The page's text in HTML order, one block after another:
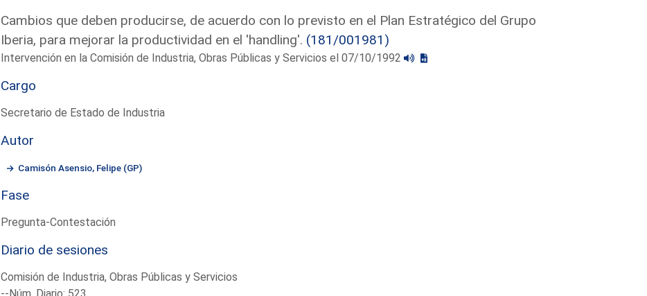
Cambios que deben producirse, de acuerdo con lo previsto en el Plan Estratégico del Grupo
Iberia, para mejorar la productividad en el 'handling'. (181/001981)
Intervención en la Comisión de Industria, Obras Públicas y Servicios el 07/10/1992
Cargo
Secretario de Estado de Industria
Autor
Camisón Asensio, Felipe (GP)
Fase
Pregunta-Contestación
Diario de sesiones
Comisión de Industria, Obras Públicas y Servicios
--Núm. Diario: 523